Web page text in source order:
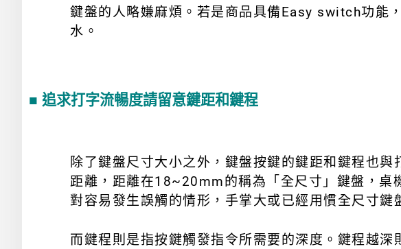
鍵盤的人略嫌麻煩。若是商品具備Easy switch功能
水。
■ 追求打字流暢度請留意鍵距和鍵程
除了鍵盤尺寸大小之外，鍵盤按鍵的鍵距和鍵程也
距離，距離在18~20mm的稱為「全尺寸」鍵盤，桌
對容易發生誤觸的情形，手掌大或已經用慣全尺寸鍵
而鍵程則是指按鍵觸發指令所需要的深度。鍵程越